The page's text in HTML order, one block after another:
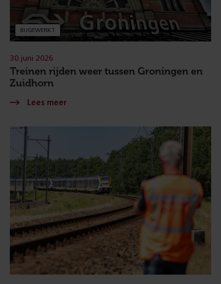
BIJGEWERKT
Treinen rijden weer tussen Groningen en
Zuidhorn
30 juni 2026